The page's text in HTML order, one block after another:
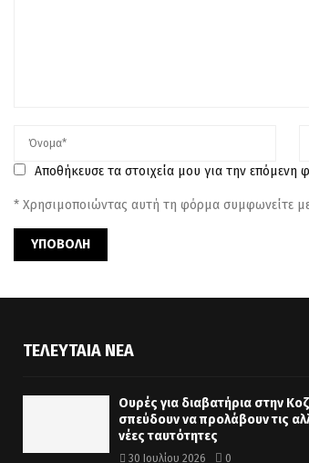
Αποθήκευσε τα στοιχεία μου για την
* Χρησιμοποιώντας αυτή τη φόρμα συμφωνείτε
ΤΕΛΕΥΤΑΊΑ ΝΈΑ
Ουρές για διαβατήρια στην
σπεύδουν να προλάβουν τις
νέες ταυτότητες
30 Ιουλίου 2026 0